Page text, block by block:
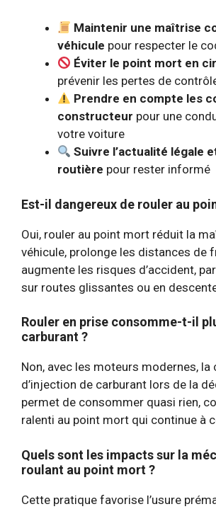
Maintenir une maîtrise
véhicule pour respecter le
Éviter le point mort en
prévenir les pertes de
Prendre en compte les
constructeur pour une
votre voiture
Suivre l’actualité légale
routière pour rester informé
Est-il dangereux de rouler au
Oui, rouler au point mort réduit la
véhicule, prolonge les distances de
augmente les risques d’accident,
sur routes glissantes ou en
Rouler en prise consomme-t-il
carburant ?
Non, avec les moteurs modernes, la
d’injection de carburant lors de la
permet de consommer quasi rien,
ralenti au point mort qui continue à
Quels sont les impacts sur la
roulant au point mort ?
Cette pratique favorise l’usure